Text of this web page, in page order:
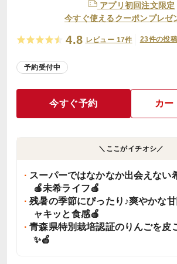
アプリ初回注文限定
今すぐ使えるクーポンプレゼ
4.8 レビュー 17件 23件の投稿
予約受付中
今すぐ予約 カー
＼ここがイチオシ／
スーパーではなかなか出会えない
🍎未希ライフ🍎
残暑の季節にぴったり♪爽やかな
ャキッと食感🍎
青森県特別栽培認証のりんごを皮
✨🍎